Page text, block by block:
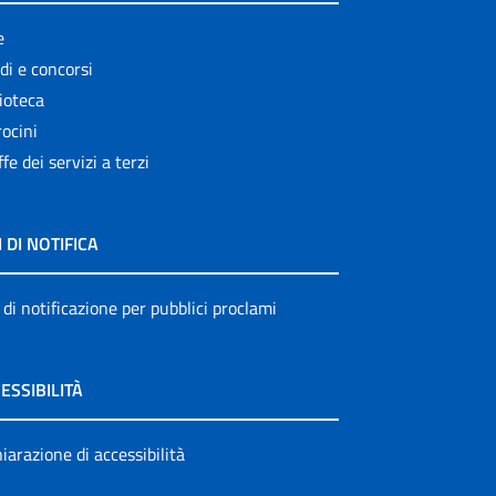
e concorsi
dei servizi a terzi
DI NOTIFICA
notificazione per pubblici proclami
di accessibilità